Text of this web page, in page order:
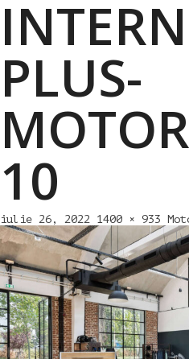
PLUS-
10
iulie 26, 2022 1400 × 933